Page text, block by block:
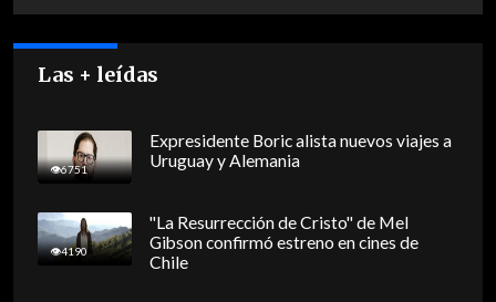
Las + leídas
6751
Expresidente Boric alista nuevos viajes a
Uruguay y Alemania
4190
"La Resurrección de Cristo" de Mel
Gibson confirmó estreno en cines de
Chile